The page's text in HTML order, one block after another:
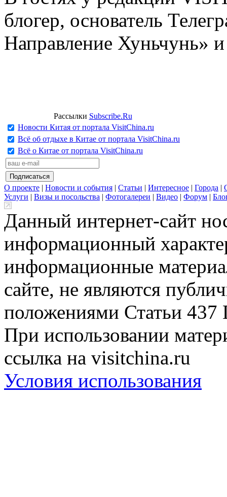
блогер, основатель
Направление Хуньчунь»
Рассылки Subscribe.Ru
Новости Китая от портала VisitChina.ru
Всё об отдыхе в Китае от портала VisitChina.ru
Всё о Китае от портала VisitChina.ru
О проекте | Новости и события | Статьи | Интересное | Города |
Услуги | Визы и посольства | Фотогалереи | Видео | Форум |
Данный интернет-сайт
информационный
информационные
сайте, не являются
положениями Статьи 437
При использовании
ссылка на visitchina.ru
Условия использования